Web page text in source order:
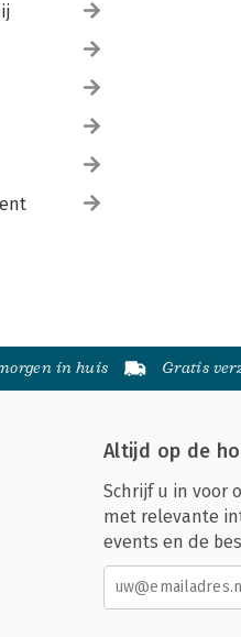
in huis Gratis
Altijd op de
Schrijf u in voor
met relevante
events en de